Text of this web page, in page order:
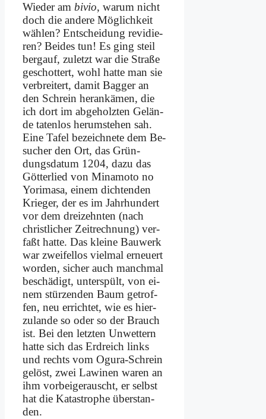
Wie­der am bi­vio, war­um nicht
doch die an­de­re Mög­lich­keit
wäh­len? Ent­schei­dung re­vi­die­
ren? Bei­des tun! Es ging steil
berg­auf, zu­letzt war die Stra­ße
ge­schot­tert, wohl hat­te man sie
ver­brei­tert, da­mit Bag­ger an
den Schrein her­an­kä­men, die
ich dort im ab­ge­holz­ten Ge­län­
de ta­ten­los her­um­ste­hen sah.
Ei­ne Ta­fel be­zeich­ne­te dem Be­
su­cher den Ort, das Grün­
dungs­da­tum 1204, da­zu das
Göt­ter­lied von Mi­na­mo­to no
Yor­i­ma­sa, ei­nem dich­ten­den
Krie­ger, der es im Jahr­hun­dert
vor dem drei­zehn­ten (nach
christ­li­cher Zeit­rech­nung) ver­
faßt hat­te. Das klei­ne Bau­werk
war zwei­fel­los viel­mal er­neu­ert
wor­den, si­cher auch manch­mal
be­schä­digt, un­ter­spült, von ei­
nem stür­zen­den Baum ge­trof­
fen, neu er­rich­tet, wie es hier­
zu­lan­de so oder so der Brauch
ist. Bei den letz­ten Un­wet­tern
hat­te sich das Erd­reich links
und rechts vom Ogu­ra-Schrein
ge­löst, zwei La­wi­nen wa­ren an
ihm vor­bei­gerauscht, er selbst
hat die Ka­ta­stro­phe über­stan­
den.